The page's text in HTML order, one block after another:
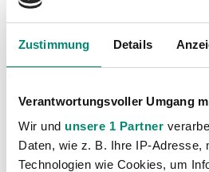
Zustimmung Details
Verantwortungsvoller Umgang
Wir und unsere 1 Partner
Daten, wie z. B. Ihre IP-Adresse,
Technologien wie Cookies, um
Profis